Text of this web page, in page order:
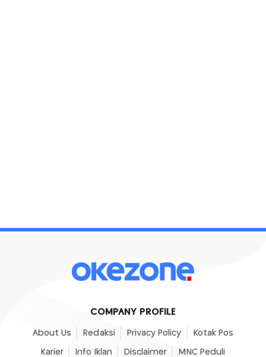
COMPANY PROFILE
About Us Redaksi Privacy Policy Kotak Pos
Karier Info Iklan Disclaimer MNC Peduli